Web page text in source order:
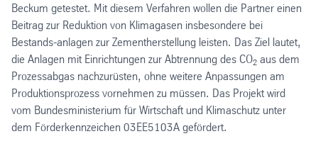
Beckum getestet. Mit diesem Verfahren wollen die Partner einen
Beitrag zur Reduktion von Klimagasen insbesondere bei
Bestands-anlagen zur Zementherstellung leisten. Das Ziel lautet,
die Anlagen mit Einrichtungen zur Abtrennung des CO2 aus dem
Prozessabgas nachzurüsten, ohne weitere Anpassungen am
Produktionsprozess vornehmen zu müssen. Das Projekt wird
vom Bundesministerium für Wirtschaft und Klimaschutz unter
dem Förderkennzeichen 03EE5103A gefördert.